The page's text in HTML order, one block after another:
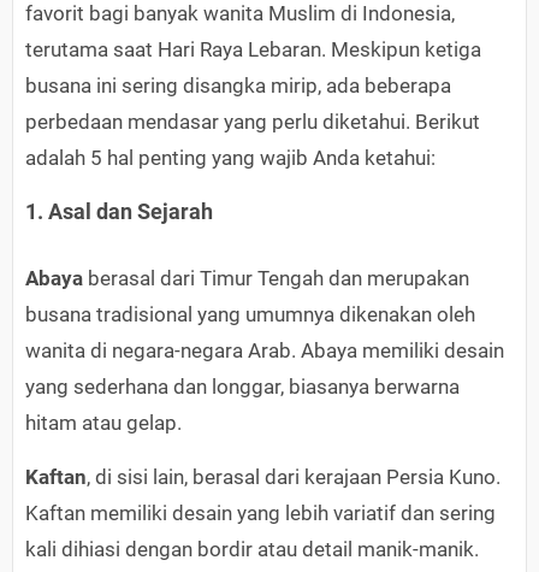
favorit bagi banyak wanita Muslim di Indonesia,
terutama saat Hari Raya Lebaran. Meskipun ketiga
busana ini sering disangka mirip, ada beberapa
perbedaan mendasar yang perlu diketahui. Berikut
adalah 5 hal penting yang wajib Anda ketahui:
1. Asal dan Sejarah
Abaya berasal dari Timur Tengah dan merupakan
busana tradisional yang umumnya dikenakan oleh
wanita di negara-negara Arab. Abaya memiliki desain
yang sederhana dan longgar, biasanya berwarna
hitam atau gelap.
Kaftan, di sisi lain, berasal dari kerajaan Persia Kuno.
Kaftan memiliki desain yang lebih variatif dan sering
kali dihiasi dengan bordir atau detail manik-manik.